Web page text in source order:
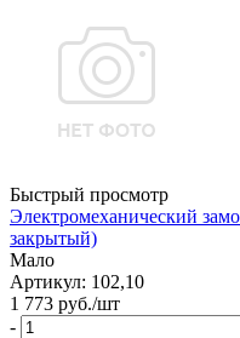
Быстрый просмотр
Электромеханический
закрытый)
Мало
Артикул: 102,10
1 773 руб./шт
-